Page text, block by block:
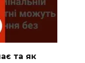
та як